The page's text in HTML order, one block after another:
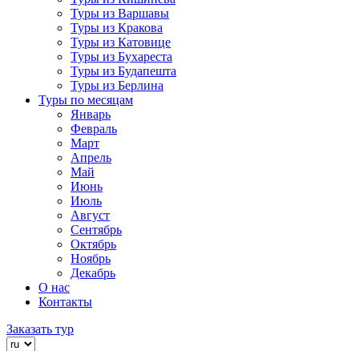
Туры из Варшавы
Туры из Кракова
Туры из Катовице
Туры из Бухареста
Туры из Будапешта
Туры из Берлина
Туры по месяцам
Январь
Февраль
Март
Апрель
Май
Июнь
Июль
Август
Сентябрь
Октябрь
Ноябрь
Декабрь
О нас
Контакты
Заказать тур